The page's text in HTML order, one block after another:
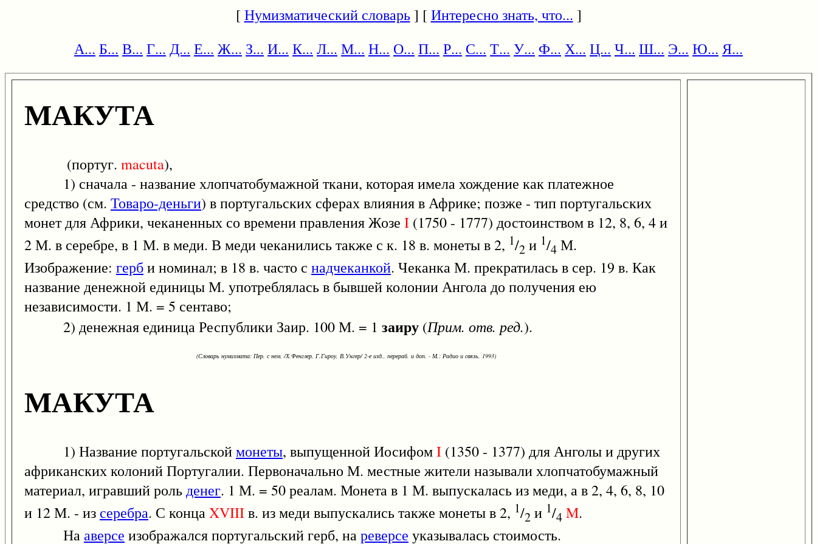
[Нумизматический словарь] [Интересно знать, что... ]
А... Б... В... Г... Д... Е... Ж... З... И... К... Л... М... Н... О... П... Р... С... Т... У... Ф... Х... Ц... Ч... Ш... Э... Ю... Я...
МАКУТА
(португ. macuta),
1) сначала - название хлопчатобумажной ткани, которая имела хождение как платежное
средство (см. Товаро-деньги) в португальских сферах влияния в Африке; позже - тип португальских
монет для Африки, чеканенных со времени правления Жозе I (1750 - 1777) достоинством в 12, 8, 6, 4 и
2 М. в серебре, в 1 М. в меди. В меди чеканились также с к. 18 в. монеты в 2, 1/2 и 1/4 М.
Изображение: герби номинал; в 18 в. часто с надчеканкой. Чеканка М. прекратилась в сер. 19 в. Как
название денежной единицы М. употреблялась в бывшей колонии Ангола до получения ею
независимости. 1 М. = 5 сентаво;
2) денежная единица Республики Заир. 100 М. = 1 заиру (Прим. отв. ред.).
(Словарь нумизмата: Пер. с нем. /Х.Фенглер, Г.Гироу, В.Унгер/ 2-е изд., перераб. и доп. - М.: Радио и связь, 1993)
МАКУТА
1) Название португальскоймонеты, выпущенной ИосифомI (1350 - 1377) для Анголы и других
африканских колоний Португалии. Первоначально М. местные жители называли хлопчатобумажный
материал, игравший рольденег. 1 М. = 50 реалам. Монета в 1 М. выпускалась из меди, а в 2, 4, 6, 8, 10
и 12 М. - из серебра. С концаXVIIIв. из меди выпускались также монеты в 2, 1/2 и 1/4 M.
Нааверсе изображался португальский герб, нареверсе указывалась стоимость.